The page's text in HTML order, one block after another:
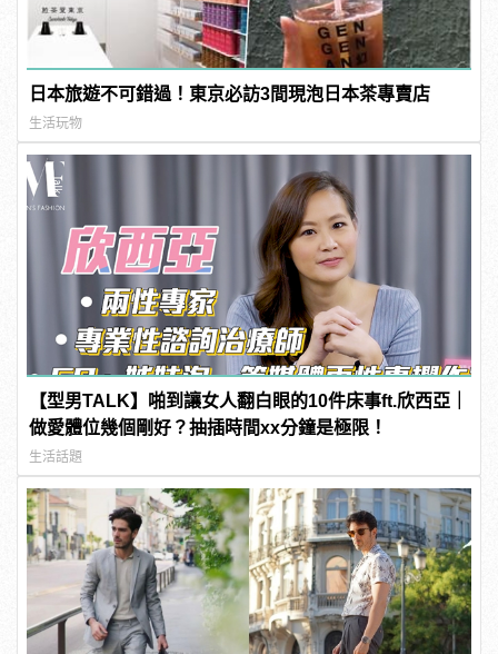
日本旅遊不可錯過！東京必訪3間現泡日本茶專賣店
生活玩物
【型男TALK】啪到讓女人翻白眼的10件床事ft.欣西亞｜
做愛體位幾個剛好？抽插時間xx分鐘是極限！
生活話題